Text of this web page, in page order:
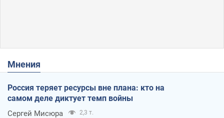
Мнения
Россия теряет ресурсы вне плана: кто на
самом деле диктует темп войны
Сергей Мисюра 2,3 т.